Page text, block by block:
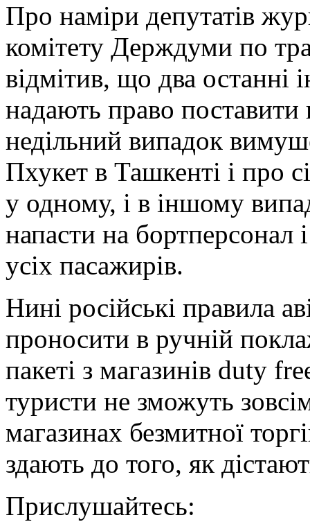
Про наміри депутатів
комітету Держдуми по
відмітив, що два останні
надають право
недільний випадок
Пхукет в Ташкенті і про
у одному, і в іншому
напасти на бортперсонал
усіх пасажирів.
Нині російські правила
проносити в ручній
пакеті з магазинів duty
туристи не зможуть
магазинах безмитної
здають до того, як
Прислушайтесь: